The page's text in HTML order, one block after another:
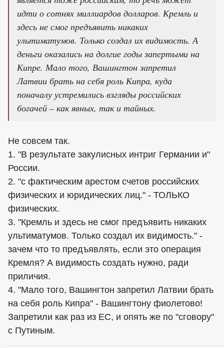
идти о сотнях миллиардов долларов. Кремль и
здесь не смог предъявить никаких
ультиматумов. Только создал их видимость. А
деньги оказались на долгие годы запертыми на
Кипре. Мало того, Вашингтон запретил
Латвии брать на себя роль Кипра, куда
поначалу устремились взгляды российских
богачей – как явных, так и тайных.
Не совсем так.
1. "В результате закулисных интриг Германии и"
России.
2. "с фактическим арестом счетов российских
физических и юридических лиц." - ТОЛЬКО
физических.
3. "Кремль и здесь не смог предъявить никаких
ультиматумов. Только создал их видимость." -
зачем что то предъявлять, если это операция
Кремля? А видимость создать нужно, ради
приличия.
4. "Мало того, Вашингтон запретил Латвии брать
на себя роль Кипра" - Вашингтону фиолетово!
Запретили как раз из ЕС, и опять же по "сговору"
с Путиным.